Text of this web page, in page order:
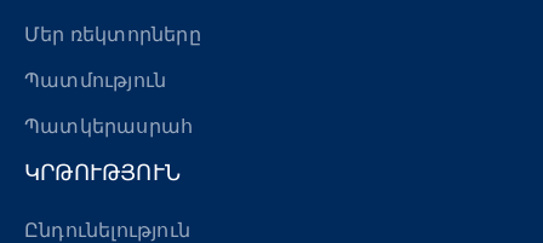
Մեր ռեկտորները
Պատմություն
Պատկերասրահ
ԿՐԹՈՒԹՅՈՒՆ
Ընդունելություն